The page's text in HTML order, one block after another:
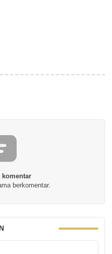
komentar
berkomentar.